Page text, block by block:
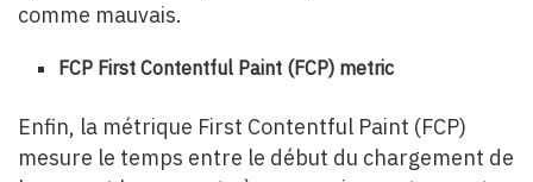
comme mauvais.
FCP First Contentful Paint (FCP) metric
Enfin, la métrique First Contentful Paint (FCP)
mesure le temps entre le début du chargement de